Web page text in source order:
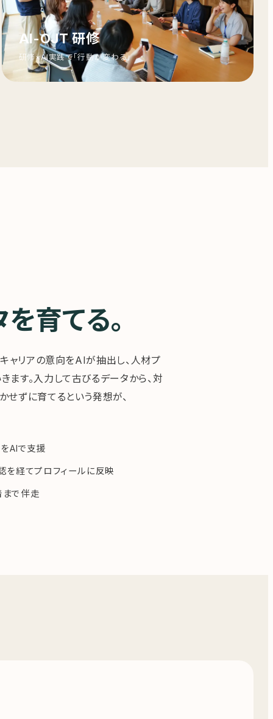
AI-OJT 研修
研修×AI実践で「行動が変わる」
育てる。
ャリアの意向をAIが抽出し、人材プ
ます。入力して古びるデータから、対
せずに育てるという発想が、
AIで支援
経てプロフィールに反映
で伴走